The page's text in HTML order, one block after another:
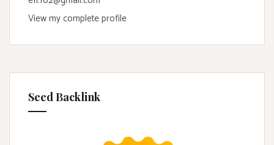
View my complete profile
Seed Backlink